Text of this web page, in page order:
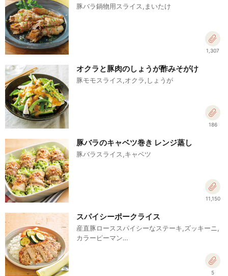
豚バラ鍋物用スライス,まいたけ
1,307
オクラと豚肉のしょうが酢みそがけ
豚モモスライス,オクラ,しょうが
186
豚バラのキャベツ巻き レンジ蒸し
豚バラスライス,キャベツ
11,150
スパイシーポークライス
産直豚ローススパイシーなステーキ,ズッキーニ,
カラーピーマン…
5